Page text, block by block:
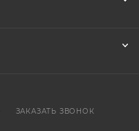
ЗАКАЗАТЬ ЗВОНОК